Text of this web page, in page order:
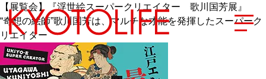
エリアから探す
【展覧会】『浮世絵スーパークリエイター 歌川国芳展』
“奇想の絵師”歌川国芳は、マルチな才能を発揮したスーパーク
リエイター